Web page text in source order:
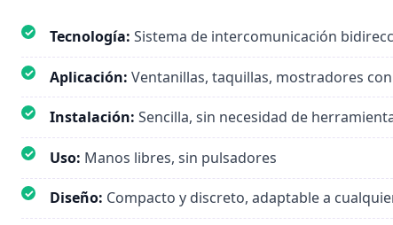
✓ Tecnología: Sistema de intercomunicación
✓ Aplicación: Ventanillas, taquillas, mostradores
✓ Instalación: Sencilla, sin necesidad de
✓ Uso: Manos libres, sin pulsadores
✓ Diseño: Compacto y discreto, adaptable a